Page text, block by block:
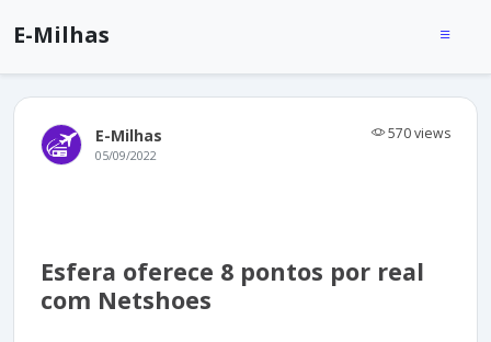
E-Milhas
E-Milhas 570 views
05/09/2022
Esfera oferece 8 pontos por real
com Netshoes